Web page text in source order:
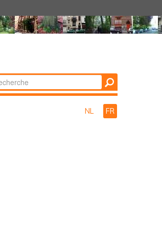
par
NL FR